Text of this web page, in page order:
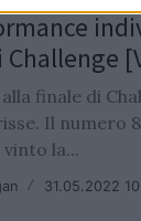
finale di
Il numero
la...
/ 31.05.2022